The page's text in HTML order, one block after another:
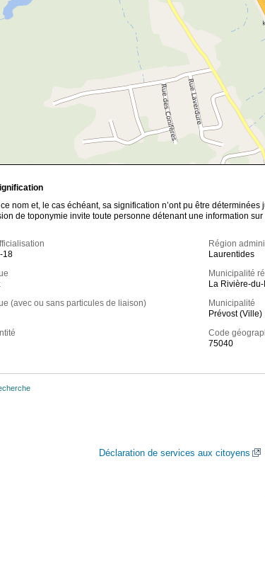
nom et, le cas échéant, sa signification n’ont pu être déterminées
de toponymie invite toute personne détenant une information
18
(avec ou sans particules de liaison)
Région
Laurentides
Municipalité
La Rivière-du-
Municipalité
Prévost (Ville)
Code
75040
Déclaration de services aux citoyens